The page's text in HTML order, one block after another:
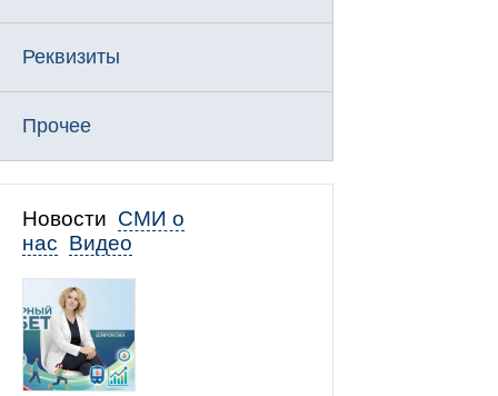
Реквизиты
Прочее
Новости СМИ о
нас Видео